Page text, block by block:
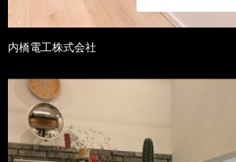
内橋電工株式会社